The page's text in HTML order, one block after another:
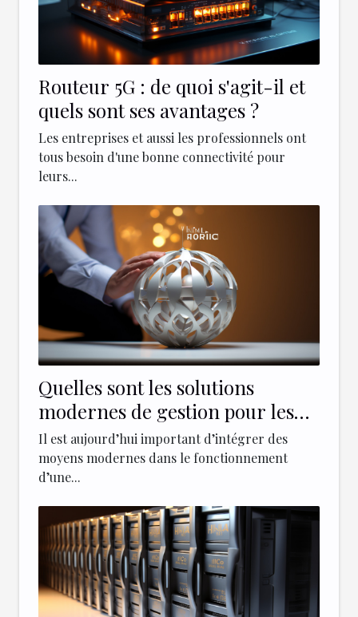
Routeur 5G : de quoi s'agit-il et
quels sont ses avantages ?
Les entreprises et aussi les professionnels ont
tous besoin d'une bonne connectivité pour
leurs...
Quelles sont les solutions
modernes de gestion pour les
entreprises ?
Il est aujourd’hui important d’intégrer des
moyens modernes dans le fonctionnement
d’une...